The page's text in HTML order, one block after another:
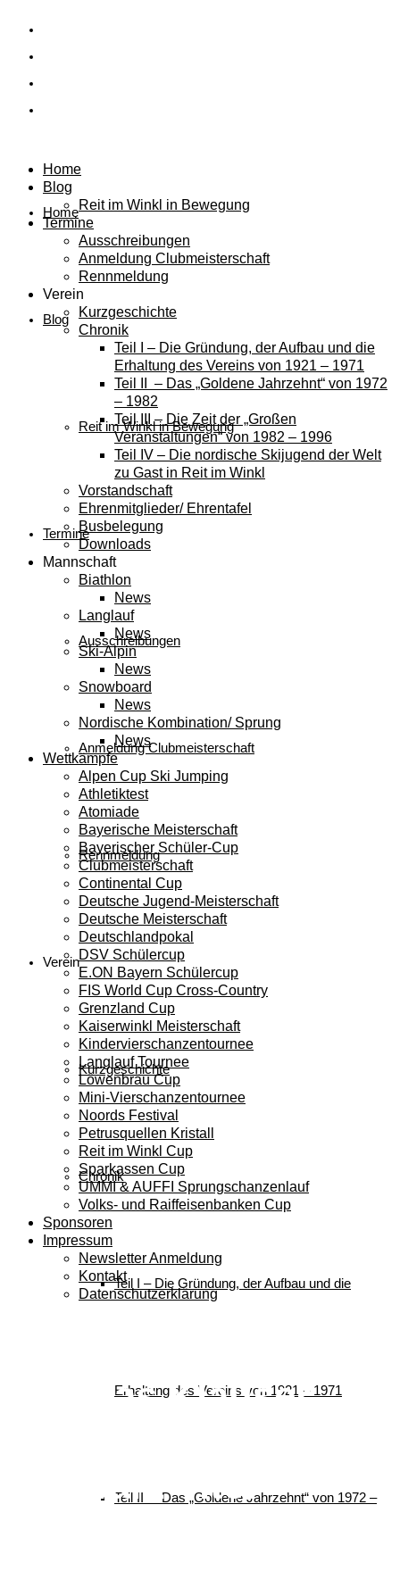
Home
Blog
Reit im Winkl in Bewegung
Termine
Ausschreibungen
Anmeldung Clubmeisterschaft
Rennmeldung
Verein
Kurzgeschichte
Chronik
Teil I – Die Gründung, der Aufbau und die
Erhaltung des Vereins von 1921 – 1971
Teil II – Das „Goldene Jahrzehnt“ von 1972 –
Home
Blog
Reit im Winkl in Bewegung
Termine
Ausschreibungen
Anmeldung Clubmeisterschaft
Rennmeldung
Verein
Kurzgeschichte
Chronik
Teil I – Die Gründung, der Aufbau und die
Erhaltung des Vereins von 1921 – 1971
Teil II – Das „Goldene Jahrzehnt“ von 1972
– 1982
Teil III – Die Zeit der „Großen
Veranstaltungen“ von 1982 – 1996
Teil IV – Die nordische Skijugend der Welt
zu Gast in Reit im Winkl
Vorstandschaft
Ehrenmitglieder/ Ehrentafel
Busbelegung
Downloads
Mannschaft
Biathlon
News
Langlauf
News
Ski-Alpin
News
Snowboard
News
Nordische Kombination/ Sprung
News
Wettkämpfe
Alpen Cup Ski Jumping
Athletiktest
Atomiade
Bayerische Meisterschaft
Bayerischer Schüler-Cup
Clubmeisterschaft
Continental Cup
Deutsche Jugend-Meisterschaft
Deutsche Meisterschaft
Deutschlandpokal
DSV Schülercup
E.ON Bayern Schülercup
FIS World Cup Cross-Country
Grenzland Cup
Kaiserwinkl Meisterschaft
Kindervierschanzentournee
Langlauf Tournee
Löwenbräu Cup
Mini-Vierschanzentournee
Noords Festival
Petrusquellen Kristall
Reit im Winkl Cup
Sparkassen Cup
UMMI & AUFFI Sprungschanzenlauf
Volks- und Raiffeisenbanken Cup
Sponsoren
Impressum
Newsletter Anmeldung
Kontakt
Datenschutzerklärung
Thomas Klauser,
Schwarz Titel